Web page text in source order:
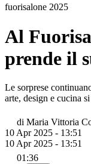
fuorisalone 2025
Al
prende il
Le sorprese
arte, design e cucina
di Maria Vittoria
10 Apr 2025 - 13:51
10 Apr 2025 - 13:51
01:36